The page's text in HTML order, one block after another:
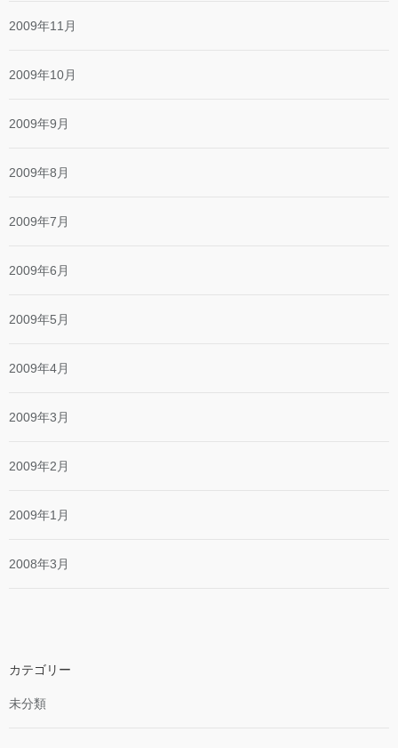
2009年11月
2009年10月
2009年9月
2009年8月
2009年7月
2009年6月
2009年5月
2009年4月
2009年3月
2009年2月
2009年1月
2008年3月
カテゴリー
未分類